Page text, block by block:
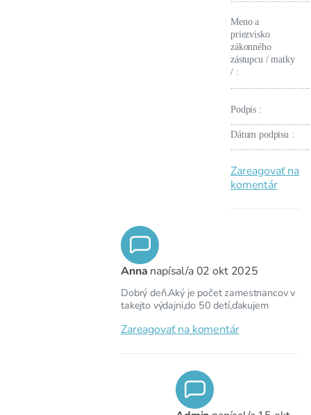
Meno a
priezvisko
zákonného
zástupcu / matky
/ :
Podpis :
Dátum podpisu :
Zareagovať na
komentár
Anna napísal/a02 okt 2025
Dobrý deň.Aký je počet zamestnancov v
takejto výdajni,do 50 detí,ďakujem
Zareagovať na komentár